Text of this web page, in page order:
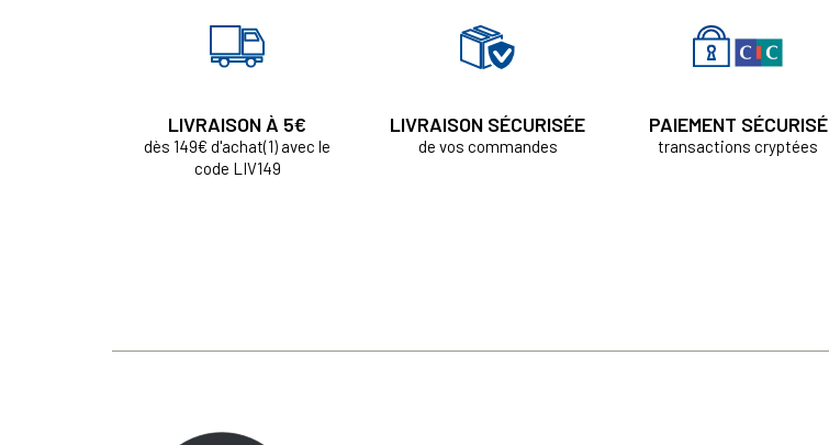
LIVRAISON À 5€
dès 149€ d'achat(1) avec le
code LIV149
LIVRAISON SÉCURISÉE
de vos commandes
PAIEMENT SÉCURISÉ
transactions cryptées